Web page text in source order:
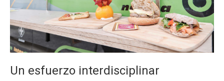
Un esfuerzo interdisciplinar